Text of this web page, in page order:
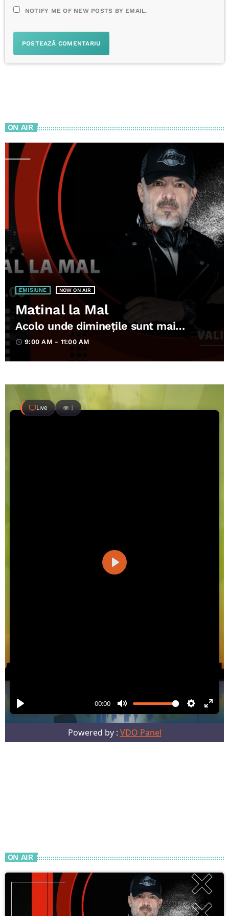
NOTIFY ME OF NEW POSTS BY EMAIL.
ON AIR
EMISIUNE NOW ON AIR
Matinal la Mal
Acolo unde diminețile sunt mai
frumoase decât visele
access_time 9:00 AM - 11:00 AM
ON AIR